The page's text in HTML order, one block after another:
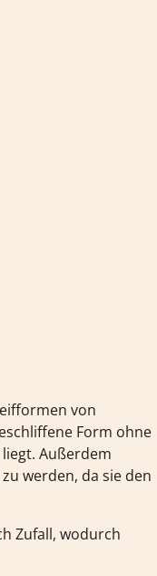
von
Form ohne
Außerdem
werden, da sie den
Zufall, wodurch